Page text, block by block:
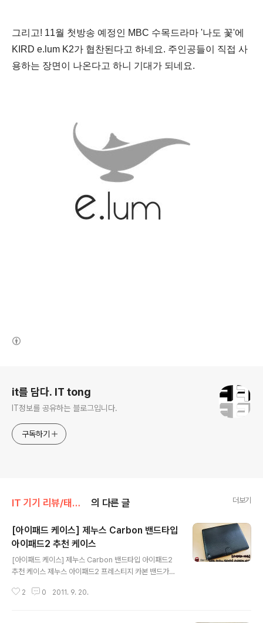
그리고! 11월 첫방송 예정인 MBC 수목드라마 '나도 꽃'에
KIRD e.lum K2가 협찬된다고 하네요. 주인공들이 직접 사
용하는 장면이 나온다고 하니 기대가 되네요.
it를 담다. IT tong
IT정보를 공유하는 블로그입니다.
구독하기
IT 기기 리뷰/태블릿PC 의 다른 글 더보기
[아이패드 케이스] 제누스 Carbon 밴드타입
아이패드2 추천 케이스
[아이패드 케이스] 제누스 Carbon 밴드타입 아이패드2
추천 케이스 제누스 아이패드2 프레스티지 카본 밴드가죽
인적으로 아이패드2를 보호하면서 스타일까지 살리기에는
2 0 2011. 9. 20.